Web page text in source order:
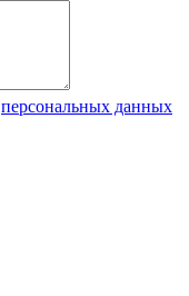
персональных данных